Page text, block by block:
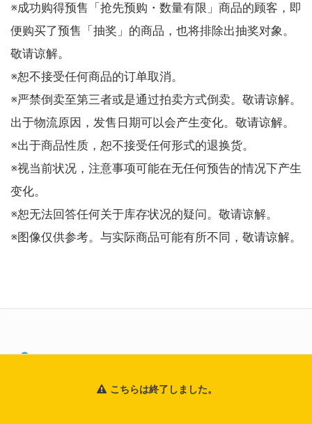
※成功购得预售「抢先预购・数量有限」商品的顾客，即
便购买了预售「抽奖」的商品，也将排除出抽奖对象。
敬请谅解。
※恕不接受任何商品的订单取消。
※严禁倒卖至第三者或是通过拍卖方式倒卖。敬请谅解。
出于物流原因，发售日期可以会产生变化。敬请谅解。
※出于商品性质，恕不接受任何形式的退换货。
※视当前状况，注意事项可能在无任何预告的情况下产生
变化。
※恕无法回答任何关于库存状况的疑问。敬请谅解。
※图像仅供参考。与实际商品可能有所不同，敬请谅解。
ツクルノモリ 女性向け 通信販売
こちらは終了しました。